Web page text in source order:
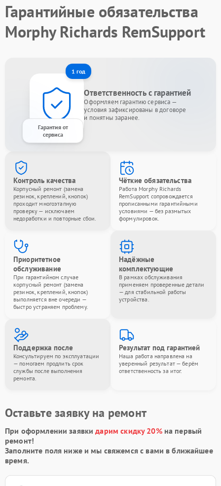
Гарантийные обязательства
Morphy Richards RemSupport
1 год
Гарантия от
сервиса
Ответственность с гарантией
Оформляем гарантию сервиса —
условия зафиксированы в договоре
и понятны заранее.
Контроль качества
Корпусный ремонт (замена
резинок, креплений, кнопок)
проходит многоэтапную
проверку — исключаем
недоработки и повторные сбои.
Чёткие обязательства
Работа Morphy Richards
RemSupport сопровождается
прописанными гарантийными
условиями — без размытых
формулировок.
Приоритетное
обслуживание
При гарантийном случае
корпусный ремонт (замена
резинок, креплений, кнопок)
выполняется вне очереди —
быстро устраняем проблему.
Надёжные
комплектующие
В рамках обслуживания
применяем проверенные детали
— для стабильной работы
устройства.
Поддержка после
Консультируем по эксплуатации
— помогаем продлить срок
службы после выполнения
ремонта.
Результат под гарантией
Наша работа направлена на
уверенный результат — берём
ответственность за итог.
Оставьте заявку на ремонт
При оформлении заявкидарим скидку 20%на первый
ремонт!
Заполните поля ниже и мы свяжемся с вами в ближайшее
время.